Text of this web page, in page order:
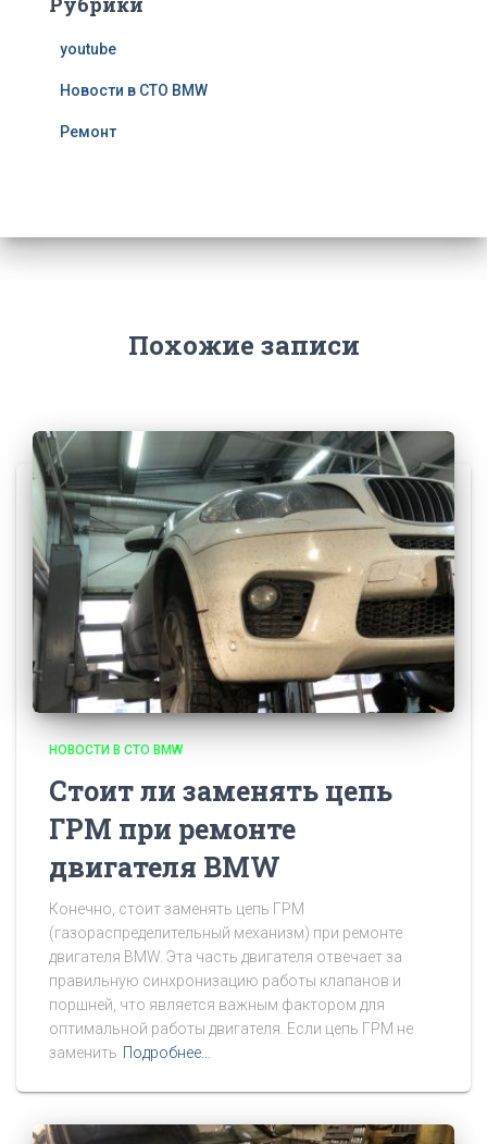
youtube
Новости в СТО BMW
Ремонт
Похожие записи
НОВОСТИ В СТО BMW
Стоит ли заменять цепь
ГРМ при ремонте
двигателя BMW
Конечно, стоит заменять цепь ГРМ
(газораспределительный механизм) при ремонте
двигателя BMW. Эта часть двигателя отвечает за
правильную синхронизацию работы клапанов и
поршней, что является важным фактором для
оптимальной работы двигателя. Если цепь ГРМ не
заменить Подробнее…